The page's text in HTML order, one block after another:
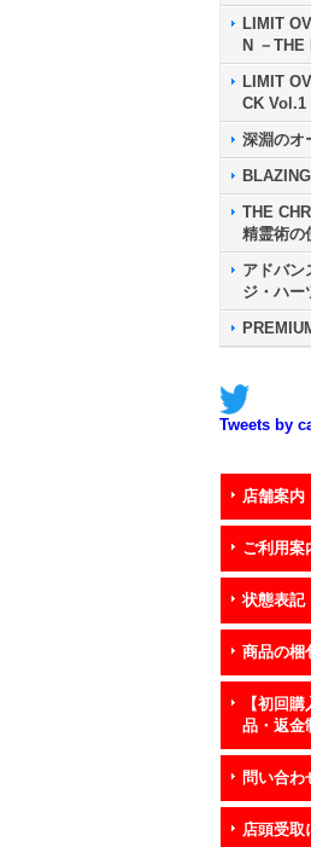
LIMIT
N －THE
LIMIT
CK Vol.1
深淵のオ
THE
精霊術の
アドバン
ジ・ハー
Tweets by
店舗案内
ご利用案
状態表記
商品の梱
【初回
品・返金
問い合わ
店頭受取